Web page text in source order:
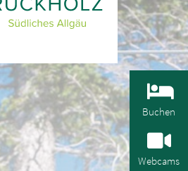
Buchen
Webcams